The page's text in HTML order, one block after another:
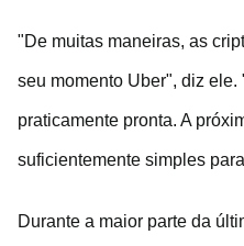
"De muitas maneiras, as
seu momento Uber", diz ele.
praticamente pronta. A
suficientemente simples
Durante a maior parte da